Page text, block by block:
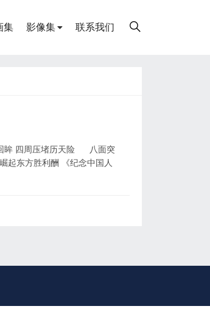
集 影像集 联系我们
眸 四周压堵历天险 八面突
东方胜利酬 《纪念中国人